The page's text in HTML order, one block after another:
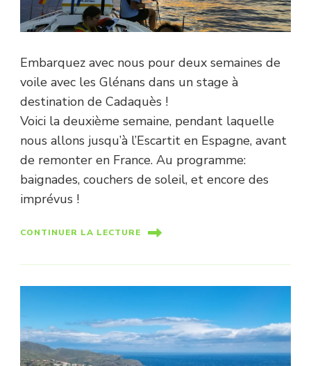
Embarquez avec nous pour deux semaines de
voile avec les Glénans dans un stage à
destination de Cadaquès !
Voici la deuxième semaine, pendant laquelle
nous allons jusqu’à l’Escartit en Espagne, avant
de remonter en France. Au programme:
baignades, couchers de soleil, et encore des
imprévus !
CONTINUER LA LECTURE